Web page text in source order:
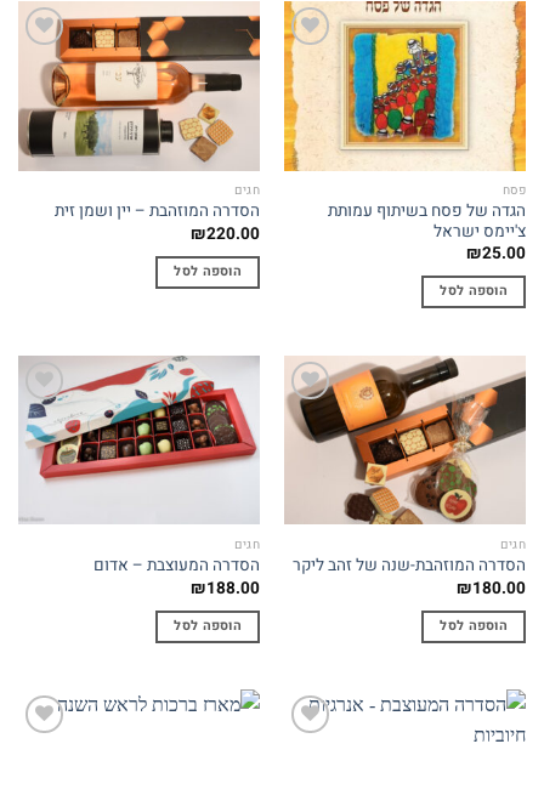
Add to
wishlist
פסח
הגדה של פסח בשיתוף עמותת
צ'יימס ישראל
₪25.00
הוספה לסל
Add to
wishlist
חגים
הסדרה המוזהבת – יין ושמן זית
₪220.00
הוספה לסל
Add to
wishlist
חגים
הסדרה המוזהבת-שנה של זהב ליקר
₪180.00
הוספה לסל
Add to
wishlist
חגים
הסדרה המעוצבת – אדום
₪188.00
הוספה לסל